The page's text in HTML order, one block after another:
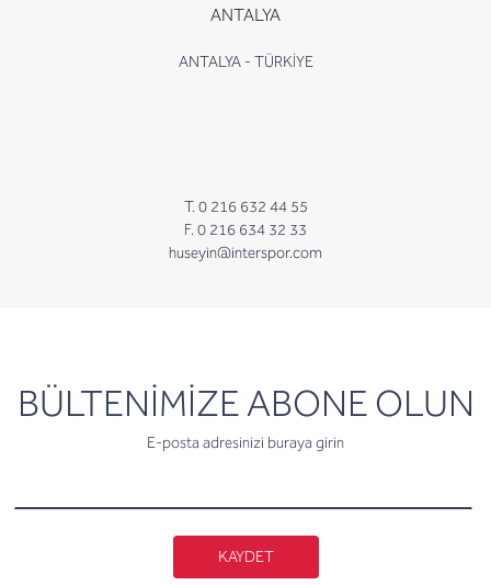
ANTALYA
ANTALYA - TÜRKİYE
T. 0 216 632 44 55
F. 0 216 634 32 33
huseyin@interspor.com
BÜLTENİMİZE ABONE OLUN
E-posta adresinizi buraya girin
newsletter
KAYDET